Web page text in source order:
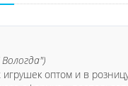
игрушек оптом и в